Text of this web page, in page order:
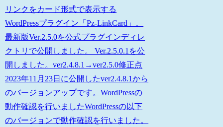
リンクをカード形式で表示する
WordPressプラグイン「Pz-LinkCard」。
最新版Ver.2.5.0を公式プラグインディレ
クトリで公開しました。 Ver.2.5.0.1を公
開しました。ver2.4.8.1→ver2.5.0修正点
2023年11月23日に公開したver2.4.8.1から
のバージョンアップです。WordPressの
動作確認を行いましたWordPressの以下
のバージョンで動作確認を行いました。